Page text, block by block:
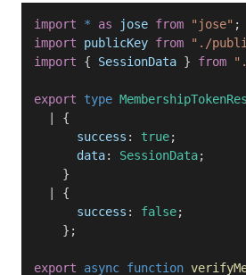
import * as jose from "jose" ;
import publicKey from "./
import { SessionData } from
export type
  | {
      success
: true;
      data
: SessionData;
    }
  | {
      success
: false;
    };
export async function